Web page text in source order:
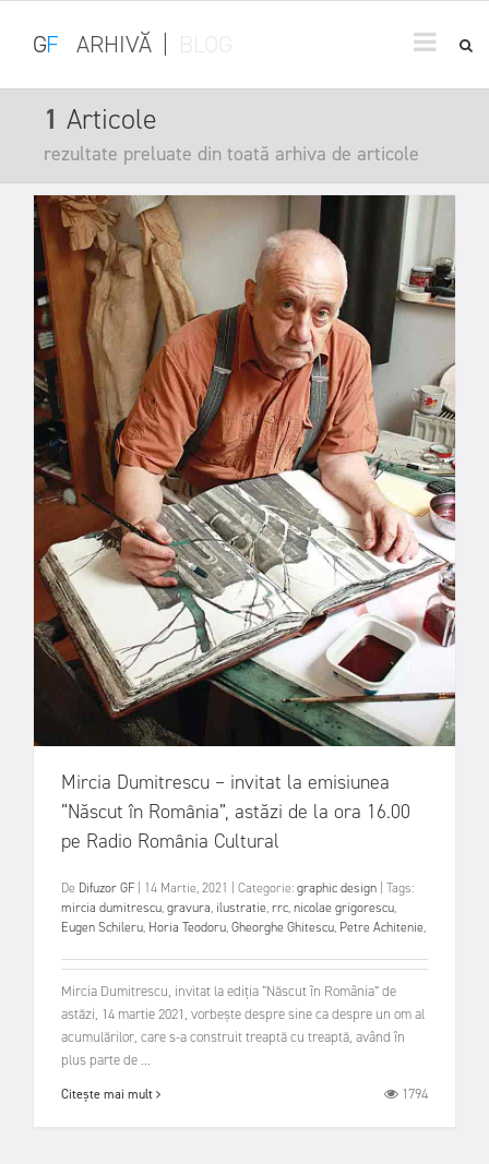
GF ARHIVĂ
1 Articole
rezultate preluate din toată arhiva de articole
Mircia Dumitrescu – invitat la emisiunea
“Născut în România”, astăzi de la ora 16.00
pe Radio România Cultural
De Difuzor GF 14 Martie, 2021 Categorie:graphic design Tags:
mircia dumitrescu,gravura, ilustratie,rrc,nicolae grigorescu,
Eugen Schileru, Horia Teodoru,Gheorghe Ghitescu, Petre Achitenie,
Mircia Dumitrescu, invitat la ediția “Născut în România” de
astăzi, 14 martie 2021, vorbește despre sine ca despre un om al
acumulărilor, care s-a construit treaptă cu treaptă, având în
plus parte de ...
Citește mai mult 1794